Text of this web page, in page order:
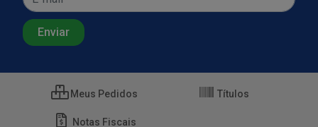
Meus Pedidos Títulos
Notas Fiscais